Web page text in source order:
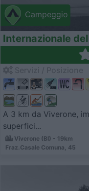
Campeggio
Internazionale del
A 3 km da Viverone,
superfici...
Viverone (BI) - 19km
Fraz.Casale Comuna, 45